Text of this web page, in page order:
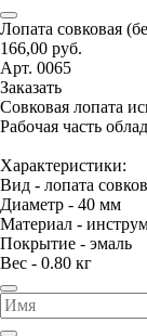
Лопата совковая
166,00 руб.
Арт. 0065
Заказать
Совковая лопата
Рабочая часть
Характеристики:
Вид - лопата
Диаметр - 40 мм
Материал -
Покрытие - эмаль
Вес - 0.80 кг